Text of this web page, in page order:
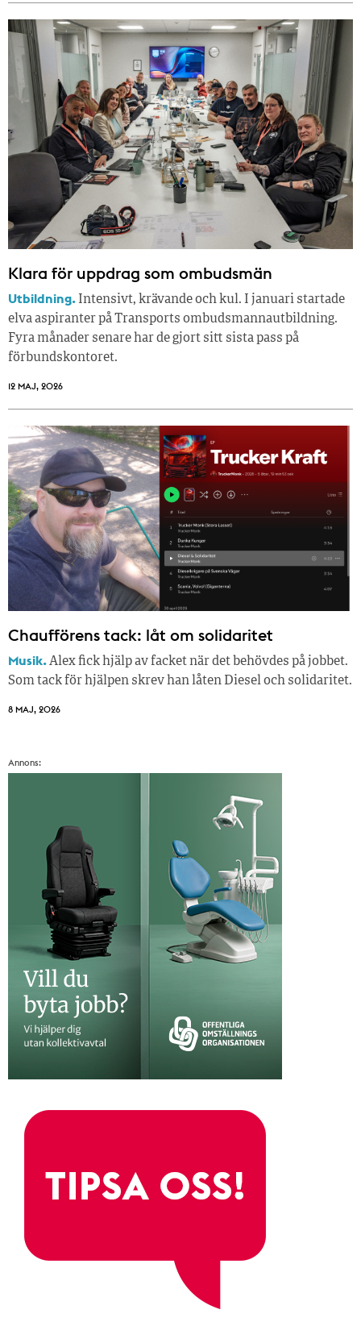
Klara för uppdrag som ombudsmän
Utbildning. Intensivt, krävande och kul. I januari startade
elva aspiranter på Transports ombudsmannautbildning.
Fyra månader senare har de gjort sitt sista pass på
förbundskontoret.
12 MAJ, 2026
Chaufförens tack: låt om solidaritet
Musik.Alex fick hjälp av facket när det behövdes på jobbet.
Som tack för hjälpen skrev han låten Diesel och solidaritet.
8 MAJ, 2026
Annons: